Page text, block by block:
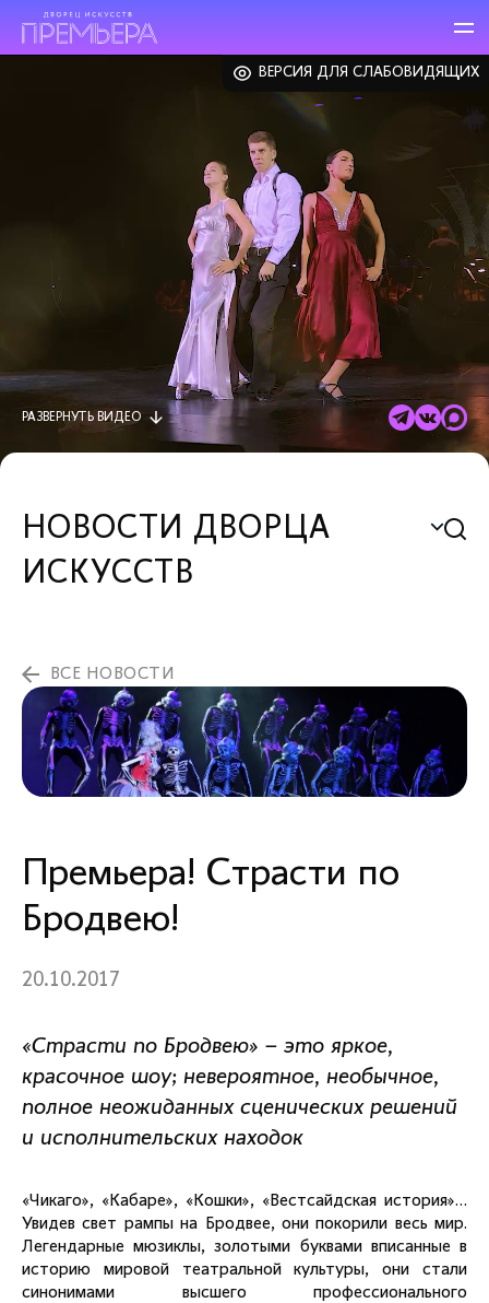
ВЕРСИЯ ДЛЯ СЛАБОВИДЯЩИХ
РАЗВЕРНУТЬ ВИДЕО
НОВОСТИ ДВОРЦА
ИСКУССТВ
ВСЕ НОВОСТИ
Премьера! Страсти по
Бродвею!
20.10.2017
«Страсти по Бродвею» – это яркое,
красочное шоу; невероятное, необычное,
полное неожиданных сценических решений
и исполнительских находок
«Чикаго», «Кабаре», «Кошки», «Вестсайдская история»…
Увидев свет рампы на Бродвее, они покорили весь мир.
Легендарные мюзиклы, золотыми буквами вписанные в
историю мировой театральной культуры, они стали
синонимами высшего профессионального